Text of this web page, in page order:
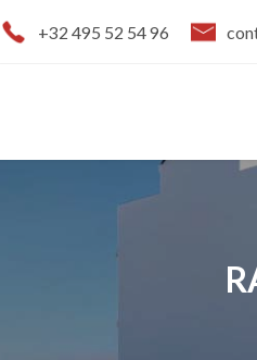
+32 495 52 54 96